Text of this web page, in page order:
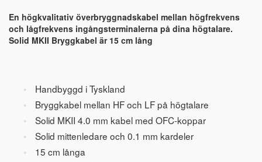
En högkvalitativ överbryggnadskabel mellan högfrekvens
och lågfrekvens ingångsterminalerna på dina högtalare.
Solid MKII Bryggkabel är 15 cm lång
Handbyggd i Tyskland
Bryggkabel mellan HF och LF på högtalare
Solid MKII 4.0 mm kabel med OFC-koppar
Solid mittenledare och 0.1 mm kardeler
15 cm långa